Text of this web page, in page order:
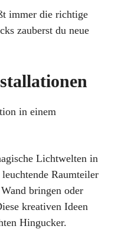
immer die richtige
zauberst du neue
Lichtwelten in
Raumteiler
bringen oder
kreativen Ideen
Hingucker.